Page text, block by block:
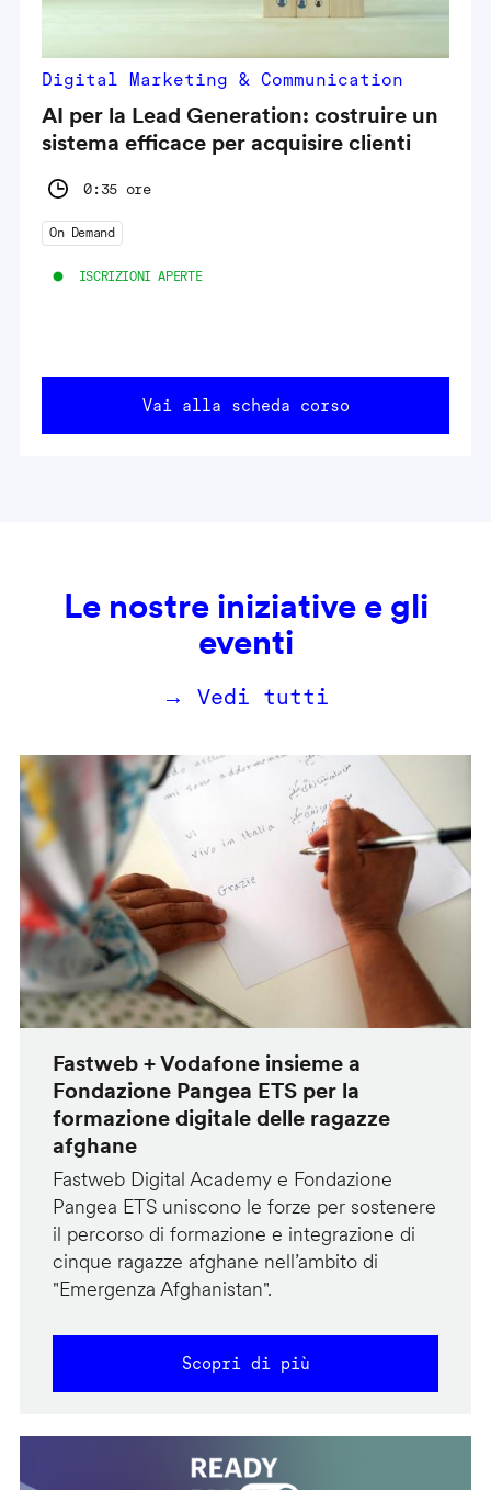
Digital Marketing & Communication
AI per la Lead Generation: costruire un
sistema efficace per acquisire clienti
0:35 ore
On Demand
ISCRIZIONI APERTE
Vai alla scheda corso
Le nostre iniziative e gli
eventi
→ Vedi tutti
Fastweb + Vodafone insieme a
Fondazione Pangea ETS per la
formazione digitale delle ragazze
afghane
Fastweb Digital Academy e Fondazione
Pangea ETS uniscono le forze per sostenere
il percorso di formazione e integrazione di
cinque ragazze afghane nell’ambito di
"Emergenza Afghanistan".
Scopri di più